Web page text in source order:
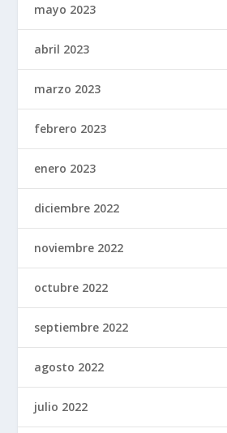
mayo 2023
abril 2023
marzo 2023
febrero 2023
enero 2023
diciembre 2022
noviembre 2022
octubre 2022
septiembre 2022
agosto 2022
julio 2022